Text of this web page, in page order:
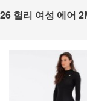
26 헐리 여성 에어